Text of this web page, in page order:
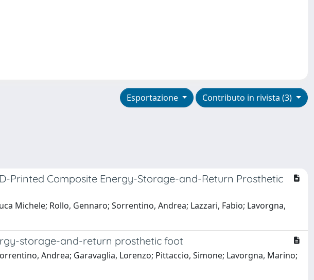
Contributo in rivista (3)
Esportazione
Printed Composite Energy-Storage-and-Return Prosthetic
Michele; Rollo, Gennaro; Sorrentino, Andrea; Lazzari, Fabio; Lavorgna,
storage-and-return prosthetic foot
Andrea; Garavaglia, Lorenzo; Pittaccio, Simone; Lavorgna, Marino;